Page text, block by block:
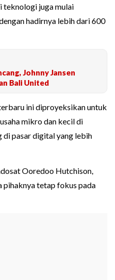
teknologi juga mulai
hadirnya lebih dari 600
Johnny Jansen
Bali United
ini diproyeksikan untuk
mikro dan kecil di
di pasar digital yang lebih
Ooredoo Hutchison,
pihaknya tetap fokus pada